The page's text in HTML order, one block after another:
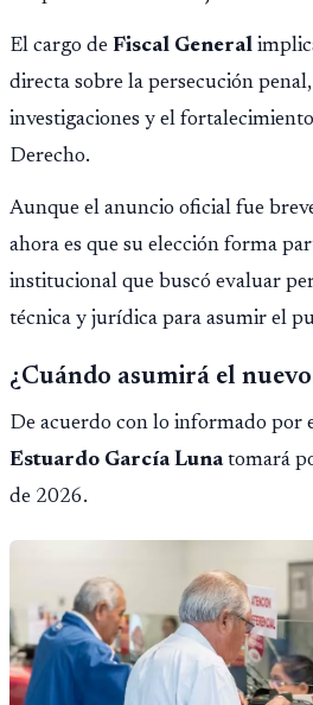
El cargo de Fiscal General
directa sobre la persecución
investigaciones y el
Derecho.
Aunque el anuncio oficial fue
ahora es que su elección forma
institucional que buscó evaluar
técnica y jurídica para asumir el
¿Cuándo asumirá el
De acuerdo con lo informado por
Estuardo García Lunatomará
de 2026.